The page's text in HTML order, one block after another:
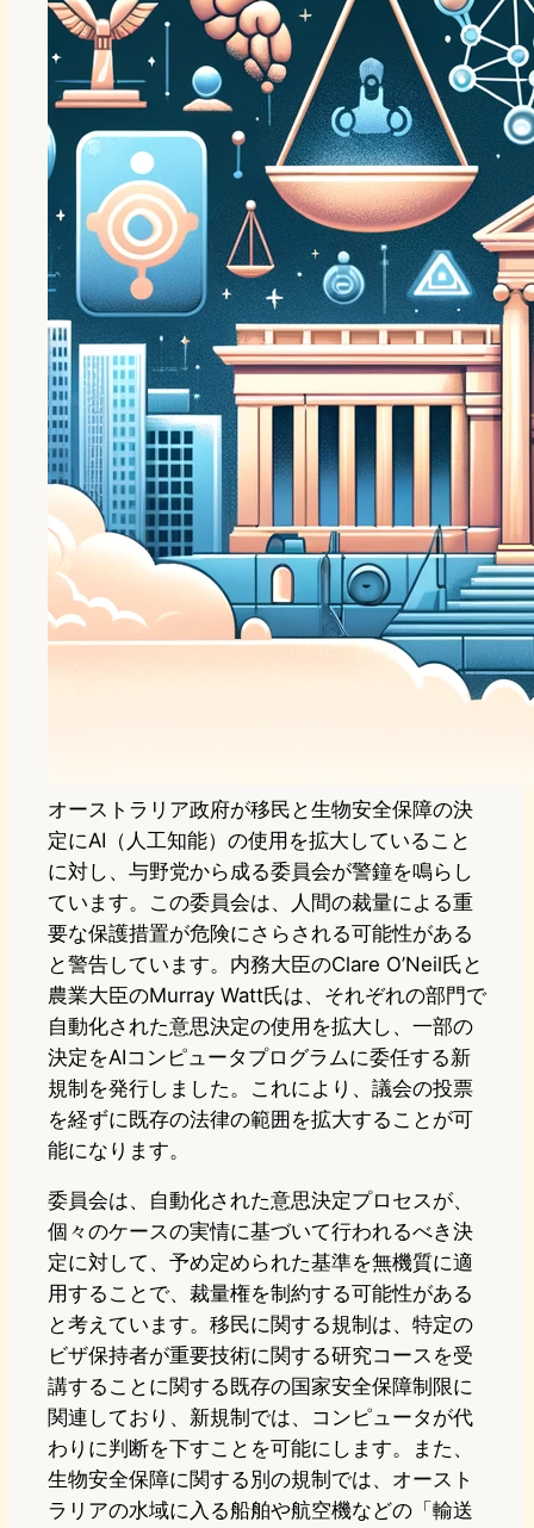
オーストラリア政府が移民と生物安全保障の決
定にAI（人工知能）の使用を拡大していること
に対し、与野党から成る委員会が警鐘を鳴らし
ています。この委員会は、人間の裁量による重
要な保護措置が危険にさらされる可能性がある
と警告しています。内務大臣のClare O’Neil氏と
農業大臣のMurray Watt氏は、それぞれの部門で
自動化された意思決定の使用を拡大し、一部の
決定をAIコンピュータプログラムに委任する新
規制を発行しました。これにより、議会の投票
を経ずに既存の法律の範囲を拡大することが可
能になります。
委員会は、自動化された意思決定プロセスが、
個々のケースの実情に基づいて行われるべき決
定に対して、予め定められた基準を無機質に適
用することで、裁量権を制約する可能性がある
と考えています。移民に関する規制は、特定の
ビザ保持者が重要技術に関する研究コースを受
講することに関する既存の国家安全保障制限に
関連しており、新規制では、コンピュータが代
わりに判断を下すことを可能にします。また、
生物安全保障に関する別の規制では、オースト
ラリアの水域に入る船舶や航空機などの「輸送